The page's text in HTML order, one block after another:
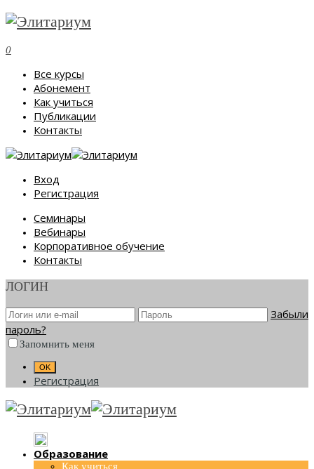
0
Все курсы
Абонемент
Как учиться
Публикации
Контакты
Вход
Регистрация
Семинары
Вебинары
Корпоративное обучение
Контакты
ЛОГИН
Забыли
пароль?
Запомнить меня
Регистрация
Образование
Как учиться